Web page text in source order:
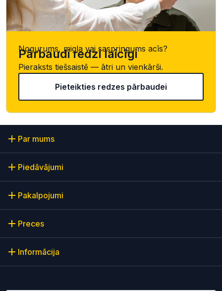
Nogurums, migla vai saspringums acīs?
Pārbaudi redzi laicīgi
Pieraksts tiešsaistē — ātri un vienkārši.
Pieteikties redzes pārbaudei
Par mums
Piedāvājumi
Pakalpojumi
Preces
Informācija